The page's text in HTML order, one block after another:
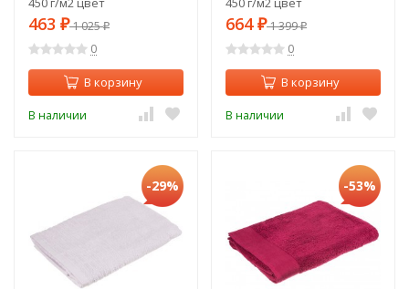
канареечный SANTALINO
(982-044)
463 ₽1 025₽
0
В корзину
В наличии
канареечный SANTALINO
(982-045)
664 ₽1 399₽
0
В корзину
В наличии
-29% -53%